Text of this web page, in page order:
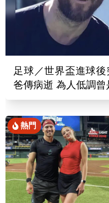
足球／世界盃進球
爸傳病逝 為人
熱門